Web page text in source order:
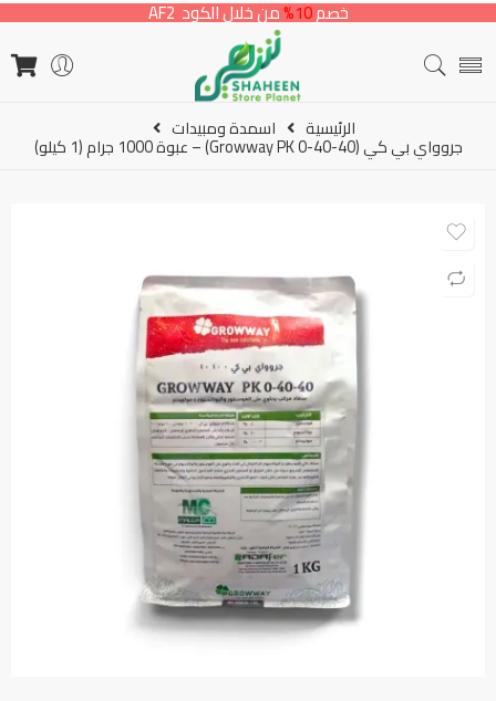
خصم10% من خلال الكود AF2
الرئيسية اسمدة ومبيدات
جروواي بي كي (Growway PK 0-40-40) – عبوة 1000 جرام (1 كيلو)